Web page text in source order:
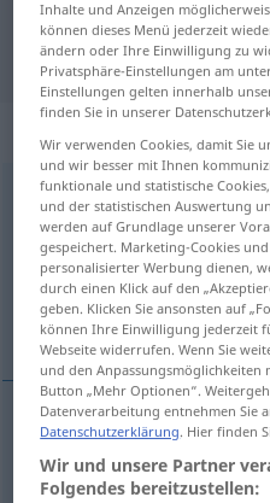
"Thermometer"
Übersetzung
„Thermometer“
Thermometern
Übersicht aller
(Für mehr Details die
teplomer
Thermometer
Inhalte und Anzeigen
können dieses Menü jederzeit
ändern oder Ihre Einwilligung zu
Privatsphäre-Einstellungen am
Einstellungen gelten innerhalb
finden Sie in unserer
Wir verwenden Cookies, damit Sie
und wir besser mit Ihnen
funktionale und statistische
und der statistischen Auswertung
werden auf Grundlage unserer
gespeichert. Marketing-Cookies
personalisierter Werbung dienen,
durch einen Klick auf den
geben. Klicken Sie ansonsten auf
können Ihre Einwilligung jederzeit
Webseite widerrufen. Wenn Sie
und den Anpassungsmöglichkeiten
Button „Mehr Optionen“.
Datenverarbeitung entnehmen Sie
Datenschutzerklärung. Hier finden
Wir und unsere Partner
Folgendes bereitzustellen: